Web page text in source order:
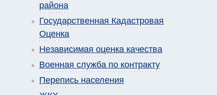
района
Государственная Кадастровая
Оценка
Независимая оценка качества
Военная служба по контракту
Перепись населения